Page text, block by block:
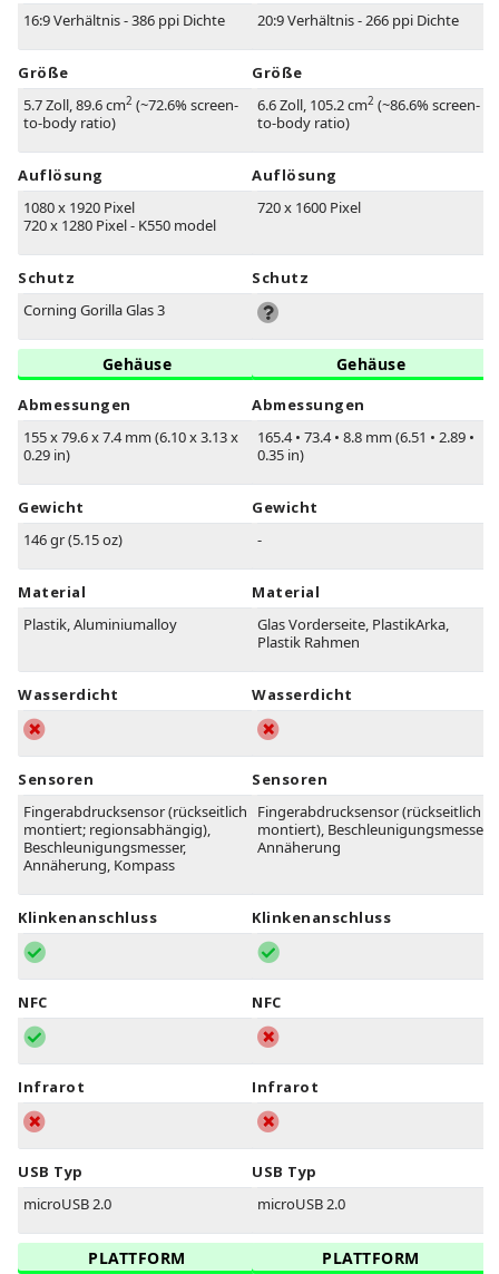
16:9 Verhältnis - 386 ppi Dichte
Größe
5.7 Zoll, 89.6 cm2 (~72.6% screen-
to-body ratio)
Auflösung
1080 x 1920 Pixel
720 x 1280 Pixel - K550 model
Schutz
Corning Gorilla Glas 3
Gehäuse
Abmessungen
155 x 79.6 x 7.4 mm (6.10 x 3.13 x
0.29 in)
Gewicht
146 gr (5.15 oz)
Material
Plastik, Aluminiumalloy
Wasserdicht
Sensoren
Fingerabdrucksensor (rückseitlich
montiert; regionsabhängig),
Beschleunigungsmesser,
Annäherung, Kompass
Klinkenanschluss
NFC
Infrarot
USB Typ
microUSB 2.0
PLATTFORM
20:9 Verhältnis - 266 ppi Dichte
Größe
6.6 Zoll, 105.2 cm2 (~86.6% screen-
to-body ratio)
Auflösung
720 x 1600 Pixel
Schutz
Gehäuse
Abmessungen
165.4• 73.4• 8.8 mm (6.51 • 2.89 •
0.35 in)
Gewicht
-
Material
Glas Vorderseite, PlastikArka,
Plastik Rahmen
Wasserdicht
Sensoren
Fingerabdrucksensor (rückseitlich
montiert), Beschleunigungsmesser,
Annäherung
Klinkenanschluss
NFC
Infrarot
USB Typ
microUSB 2.0
PLATTFORM